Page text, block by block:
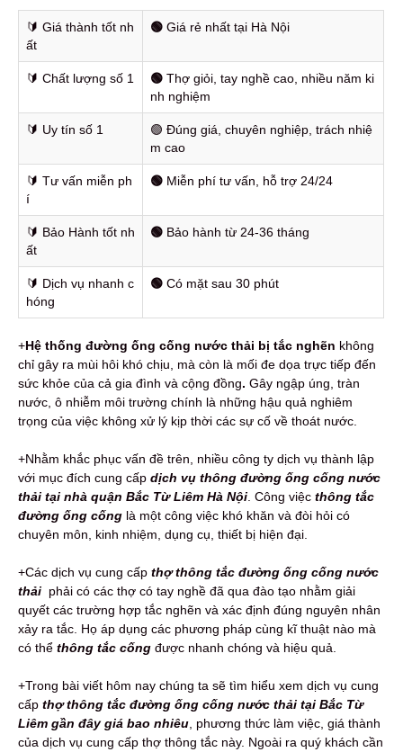
🔰️ Giá thành tốt nh
ất
🟢 Giá rẻ nhất tại Hà Nội
🔰️ Chất lượng số 1 🟢 Thợ giỏi, tay nghề cao, nhiều năm ki
nh nghiệm
🔰️ Uy tín số 1
🟢 Đúng giá, chuyên nghiệp, trách nhiệ
m cao
🔰️ Tư vấn miễn ph
í
🟢 Miễn phí tư vấn, hỗ trợ 24/24
🔰️ Bảo Hành tốt nh
ất
🟢 Bảo hành từ 24-36 tháng
🔰️ Dịch vụ nhanh c
hóng
🟢 Có mặt sau 30 phút
+Hệ thống đường ống cống nước thải bị tắc nghẽn không
chỉ gây ra mùi hôi khó chịu, mà còn là mối đe dọa trực tiếp đến
sức khỏe của cả gia đình và cộng đồng. Gây ngập úng, tràn
nước, ô nhiễm môi trường chính là những hậu quả nghiêm
trọng của việc không xử lý kịp thời các sự cố về thoát nước.
+Nhằm khắc phục vấn đề trên, nhiều công ty dịch vụ thành lập
với mục đích cung cấp dịch vụ thông đường ống cống nước
thải tại nhà quận Bắc Từ Liêm Hà Nội . Công việc thông tắc
đường ống cống là một công việc khó khăn và đòi hỏi có
chuyên môn, kinh nhiệm, dụng cụ, thiết bị hiện đại.
+Các dịch vụ cung cấp thợ thông tắc đường ống cống nước
thải phải có các thợ có tay nghề đã qua đào tạo nhằm giải
quyết các trường hợp tắc nghẽn và xác định đúng nguyên nhân
xảy ra tắc. Họ áp dụng các phương pháp cùng kĩ thuật nào mà
có thể thông tắc cống được nhanh chóng và hiệu quả.
+Trong bài viết hôm nay chúng ta sẽ tìm hiểu xem dịch vụ cung
cấp thợ thông tắc đường ống cống nước thải tại Bắc Từ
Liêm gần đây giá bao nhiêu , phương thức làm việc, giá thành
của dịch vụ cung cấp thợ thông tắc này. Ngoài ra quý khách cần